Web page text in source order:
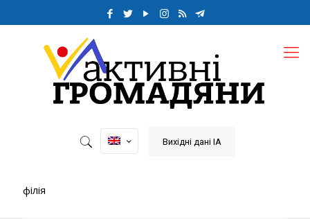
Вихідні дані ІА
філія